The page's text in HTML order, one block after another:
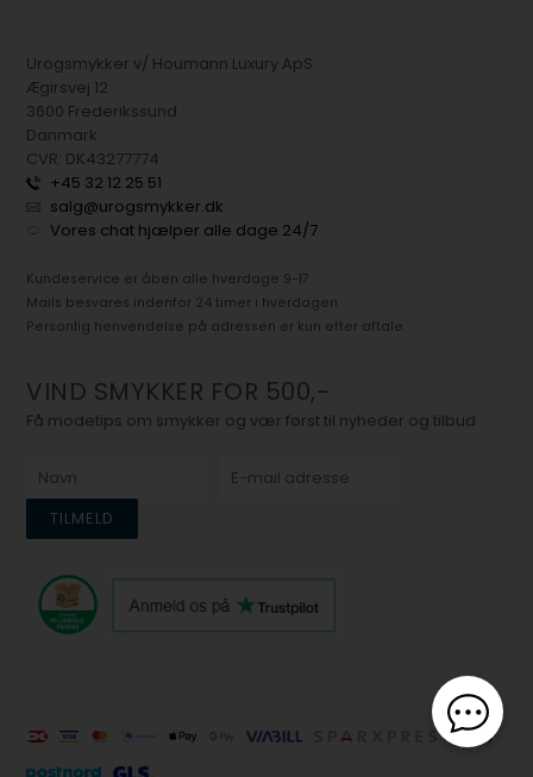
Urogsmykker v/ Houmann Luxury ApS
Ægirsvej 12
3600 Frederikssund
Danmark
CVR: DK43277774
+45 32 12 25 51
salg@urogsmykker.dk
Vores chat hjælper alle dage 24/7
Kundeservice er åben alle hverdage 9-17.
Mails besvares indenfor 24 timer i hverdagen.
Personlig henvendelse på adressen er kun efter aftale.
VIND SMYKKER FOR 500,-
Få modetips om smykker og vær først til nyheder og tilbud